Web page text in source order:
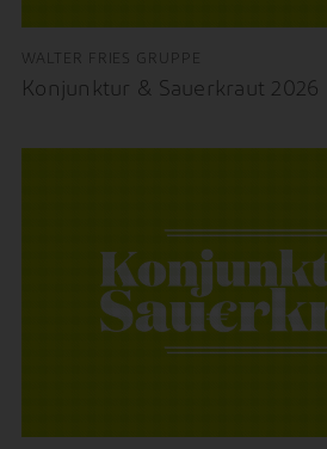
WALTER FRIES GRUPPE
Konjunktur & Sauerkraut 2026